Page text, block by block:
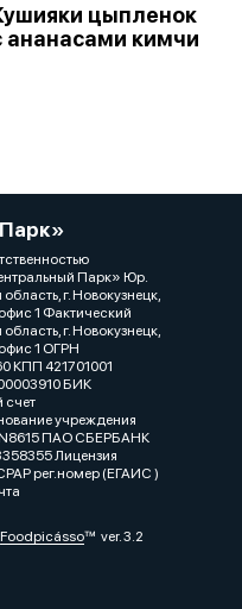
цыпленок
ананасами кимчи
Парк» Юр.
г. Новокузнецк,
1 Фактический
г. Новокузнецк,
1 ОГРН
КПП 421701001
БИК
счет
учреждения
N8615 ПАО СБЕРБАНК
Лицензия
рег.номер (ЕГАИС )
Foodpicássover. 3.2